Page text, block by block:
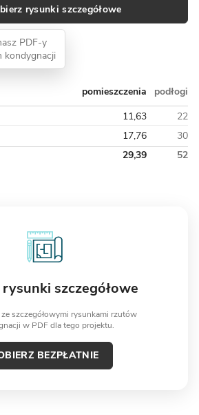
rysunki szczegółowe
PDF-y
kondygnacji
pomieszczenia
podłogi
11,63
22
17,76
30
29,39 52
szczegółowe
szczegółowymi rysunkami rzutów
w PDF dla tego projektu.
BEZPŁATNIE